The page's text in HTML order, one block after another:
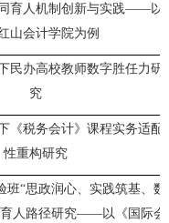
育人机制创新与实践——以
山会计学院为例
民办高校教师数字胜任力研
究
《税务会计》课程实务适配
性重构研究
班“思政润心、实践筑基、数
人路径研究——以《国际会